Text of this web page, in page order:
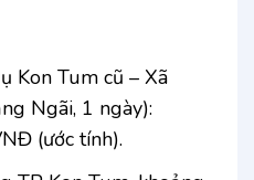
Kon Tum cũ – Xã
Ngãi, 1 ngày):
(ước tính).